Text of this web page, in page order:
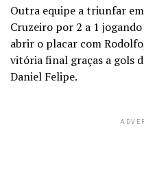
Outra equipe a triunfar
Cruzeiro por 2 a 1
abrir o placar com
vitória final graças a gols
Daniel Felipe.